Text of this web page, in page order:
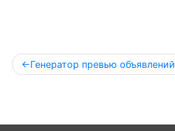
Навигация
по
Генератор превью объявлений